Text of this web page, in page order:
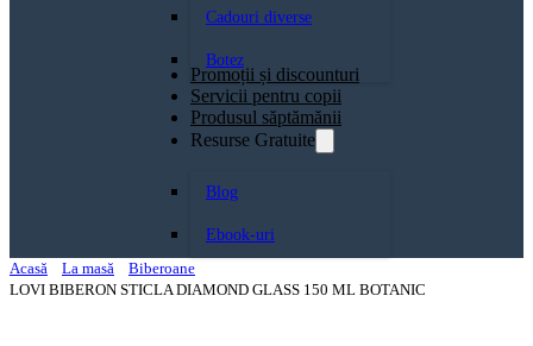
Cadouri diverse
Botez
Promoții și discounturi
Servicii pentru copii
Produsul săptămănii
Resurse Gratuite
Blog
Ebook-uri
Acasă
La masă
Biberoane
LOVI BIBERON STICLA DIAMOND GLASS 150 ML BOTANIC